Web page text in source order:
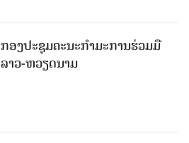
ກອງປະຊຸມຄະນະກຳມະການຮ່ວມມື
ລາວ-ຫວຽດນາມ